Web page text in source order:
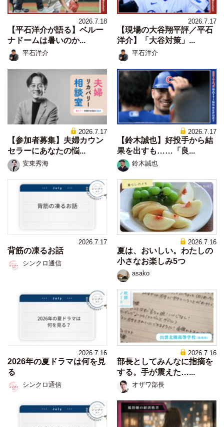
2026.7.18
【平石洋介が語る】ベルー
ナドームは暑いのか...
平石洋介
2026.7.17
【現場の大谷翔平評／平石
洋介】「大谷対策」...
平石洋介
2026.7.17
【参加者募集】夫婦カウン
セラーにあなたの悩...
安東秀海
2026.7.17
【鈴木誠也】好投手から結
果を出すも……「良...
鈴木誠也
2026.7.17
背筋の凍るお話
シンクロ通信
2026.7.16
夏は、おいしい。わたしの
小さなお楽しみ5つ
asako
2026.7.16
2026年の夏ドラマは何を見
る
シンクロ通信
2026.7.16
部長としてみんなに指摘を
する。手が震えた…...
オザワ部長